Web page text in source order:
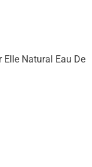
Natural Eau De